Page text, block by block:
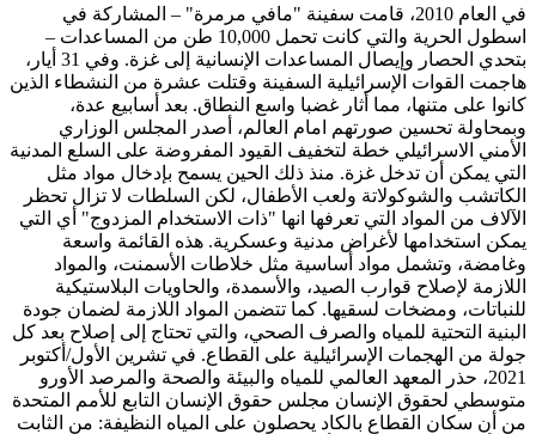
في العام 2010، قامت سفينة "مافي مرمرة" – المشاركة في
اسطول الحرية والتي كانت تحمل 10,000 طن من المساعدات –
بتحدي الحصار وإيصال المساعدات الإنسانية إلى غزة. وفي 31 أيار،
هاجمت القوات الإسرائيلية السفينة وقتلت عشرة من النشطاء الذين
كانوا على متنها، مما أثار غضبا واسع النطاق. بعد أسابيع عدة،
وبمحاولة تحسين صورتهم امام العالم، أصدر المجلس الوزاري
الأمني الاسرائيلي خطة لتخفيف القيود المفروضة على السلع المدنية
التي يمكن أن تدخل غزة. منذ ذلك الحين يسمح بإدخال مواد مثل
الكاتشب والشوكولاتة ولعب الأطفال، لكن السلطات لا تزال تحظر
الآلاف من المواد التي تعرفها انها "ذات الاستخدام المزدوج" أي التي
يمكن استخدامها لأغراض مدنية وعسكرية. هذه القائمة واسعة
وغامضة، وتشمل مواد أساسية مثل خلاطات الأسمنت، والمواد
اللازمة لإصلاح قوارب الصيد، والأسمدة، والحاويات البلاستيكية
للنباتات، ومضخات لسقيها. كما تتضمن المواد اللازمة لضمان جودة
البنية التحتية للمياه والصرف الصحي، والتي تحتاج إلى إصلاح بعد كل
جولة من الهجمات الإسرائيلية على القطاع. في تشرين الأول/أكتوبر
2021، حذر المعهد العالمي للمياه والبيئة والصحة والمرصد الأورو
متوسطي لحقوق الإنسان مجلس حقوق الإنسان التابع للأمم المتحدة
من أن سكان القطاع بالكاد يحصلون على المياه النظيفة: من الثابت